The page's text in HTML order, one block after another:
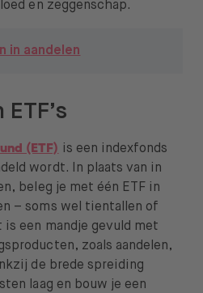
en zeggenschap.
in aandelen
(ETF) is een indexfonds
wordt. In plaats van in
beleg je met één ETF in
– soms wel tientallen of
een mandje gevuld met
zoals aandelen,
de brede spreiding
laag en bouw je een